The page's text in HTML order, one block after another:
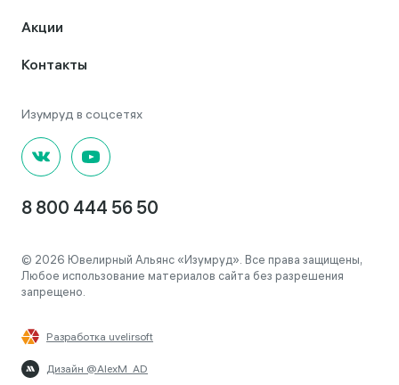
Акции
Контакты
8 800 444 56 50
© 2026 Ювелирный Альянс «Изумруд». Все права защищены,
Любое использование материалов сайта без разрешения
запрещено.
Разработка uvelirsoft
Дизайн @AlexM_AD